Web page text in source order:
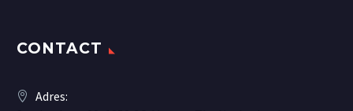
CONTACT
Adres: